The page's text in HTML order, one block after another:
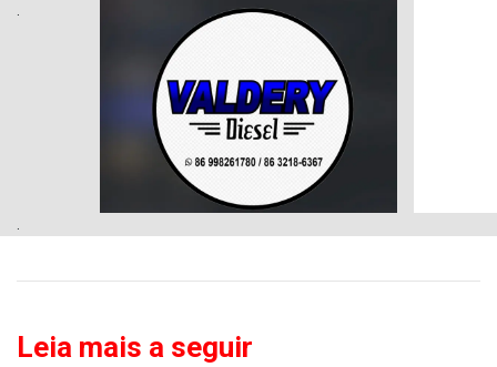
.
Leia mais a seguir